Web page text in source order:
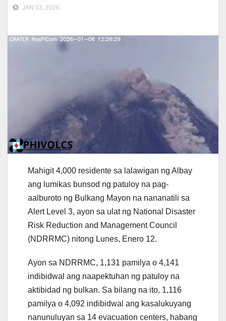
JAN 13, 2026
Mahigit 4,000 residente sa lalawigan ng Albay
ang lumikas bunsod ng patuloy na pag-
aalburoto ng Bulkang Mayon na nananatili sa
Alert Level 3, ayon sa ulat ng National Disaster
Risk Reduction and Management Council
(NDRRMC) nitong Lunes, Enero 12.
Ayon sa NDRRMC, 1,131 pamilya o 4,141
indibidwal ang naapektuhan ng patuloy na
aktibidad ng bulkan. Sa bilang na ito, 1,116
pamilya o 4,092 indibidwal ang kasalukuyang
nanunuluyan sa 14 evacuation centers, habang